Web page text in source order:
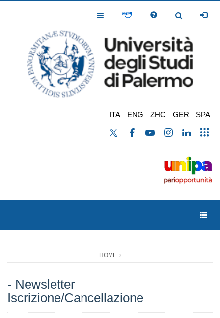
Toggle
Toggle
ITA ENG ZHO GER SPA
HOME
- Newsletter
Iscrizione/Cancellazione